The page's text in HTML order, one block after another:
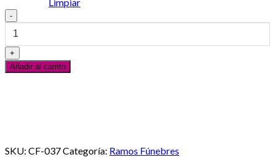
$250,000.00
Cubre
Cajón
Versilia
cantidad
Añadir al carrito
SKU: CF-037Categoría: Ramos Fúnebres